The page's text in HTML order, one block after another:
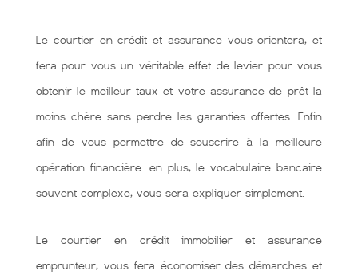
Le courtier en crédit et assurance vous orientera, et
fera pour vous un véritable effet de levier pour vous
obtenir le meilleur taux et votre assurance de prêt la
moins chère sans perdre les garanties offertes. Enfin
afin de vous permettre de souscrire à la meilleure
opération financière. en plus, le vocabulaire bancaire
souvent complexe, vous sera expliquer simplement.
Le courtier en crédit immobilier et assurance
emprunteur, vous fera économiser des démarches et